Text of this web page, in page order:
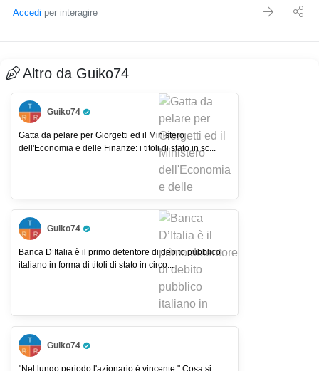
Accedi per interagire
Altro da Guiko74
Guiko74
Pro Trader
Gatta da pelare per Giorgetti ed il Ministero
dell'Economia e delle Finanze: i titoli di stato in sc...
Guiko74
Pro Trader
Banca D’Italia è il primo detentore di debito pubblico
italiano in forma di titoli di stato in circo...
Guiko74
Pro Trader
"Nel lungo periodo l'azionario è vincente." Cosa si